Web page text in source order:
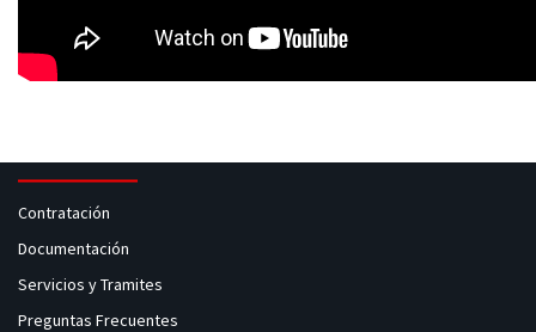
Contratación
Documentación
Servicios y Tramites
Preguntas Frecuentes